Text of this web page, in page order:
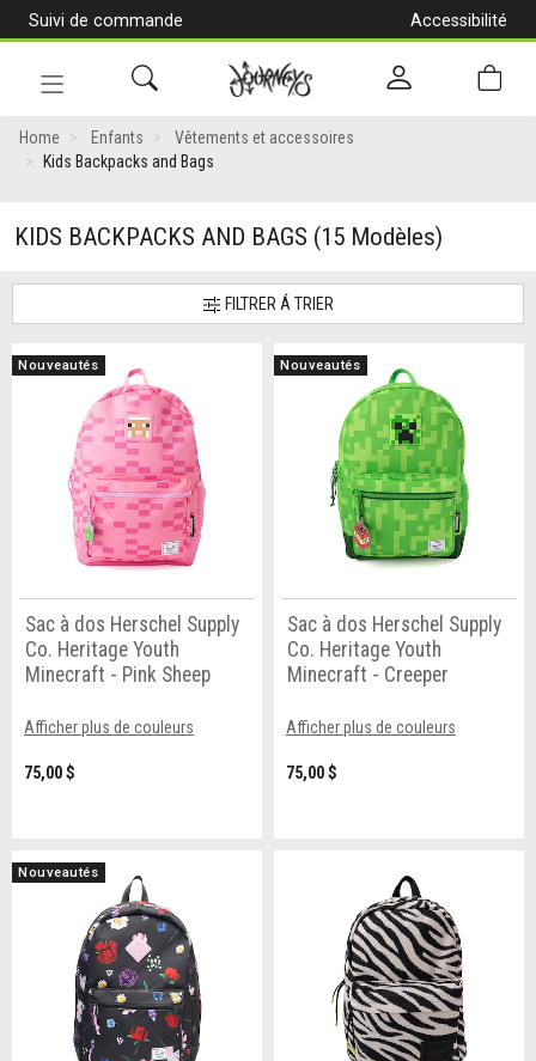
Suivi de commande
Accessibilité
en
alternance
Home Enfants
Vêtements et accessoires
Kids Backpacks and Bags
KIDS BACKPACKS AND BAGS (15 Modèles)
FILTRER Á TRIER
Nouveautés
Sac à dos Herschel Supply
Co. Heritage Youth
Minecraft - Pink Sheep
Afficher plus de couleurs
75,00 $
Nouveautés
Sac à dos Herschel Supply
Co. Heritage Youth
Minecraft - Creeper
Afficher plus de couleurs
75,00 $
Nouveautés